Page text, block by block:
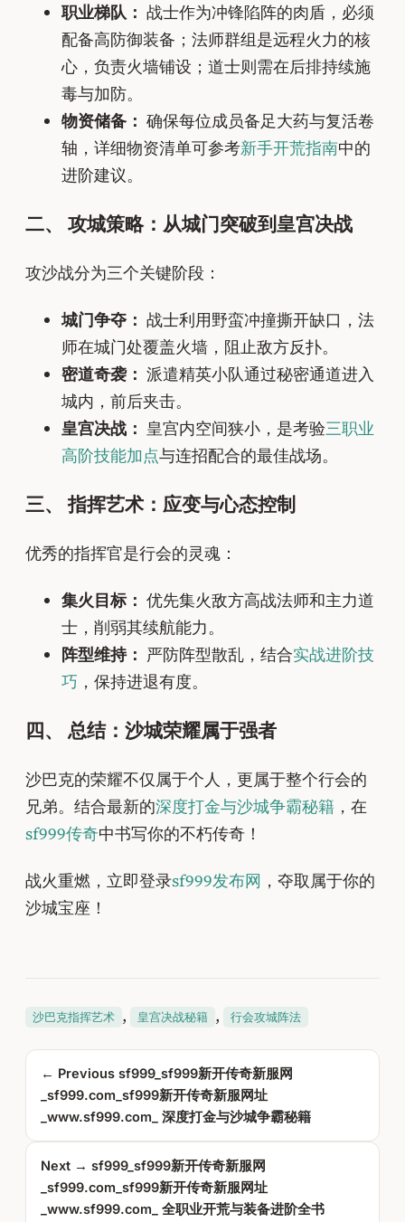
职业梯队： 战士作为冲锋陷阵的肉盾，必须
配备高防御装备；法师群组是远程火力的核
心，负责火墙铺设；道士则需在后排持续施
毒与加防。
物资储备： 确保每位成员备足大药与复活卷
轴，详细物资清单可参考新手开荒指南中的
进阶建议。
二、 攻城策略：从城门突破到皇宫决战
攻沙战分为三个关键阶段：
城门争夺： 战士利用野蛮冲撞撕开缺口，法
师在城门处覆盖火墙，阻止敌方反扑。
密道奇袭： 派遣精英小队通过秘密通道进入
城内，前后夹击。
皇宫决战： 皇宫内空间狭小，是考验三职业
高阶技能加点与连招配合的最佳战场。
三、 指挥艺术：应变与心态控制
优秀的指挥官是行会的灵魂：
集火目标： 优先集火敌方高战法师和主力道
士，削弱其续航能力。
阵型维持： 严防阵型散乱，结合实战进阶技
巧 ，保持进退有度。
四、 总结：沙城荣耀属于强者
沙巴克的荣耀不仅属于个人，更属于整个行会的
兄弟。结合最新的深度打金与沙城争霸秘籍 ，在
sf999传奇中书写你的不朽传奇！
战火重燃，立即登录sf999发布网 ，夺取属于你的
沙城宝座！
沙巴克指挥艺术 , 皇宫决战秘籍 , 行会攻城阵法
← Previous sf999_sf999新开传奇新服网
_sf999.com_sf999新开传奇新服网址
_www.sf999.com_ 深度打金与沙城争霸秘籍
Next → sf999_sf999新开传奇新服网
_sf999.com_sf999新开传奇新服网址
_www.sf999.com_ 全职业开荒与装备进阶全书